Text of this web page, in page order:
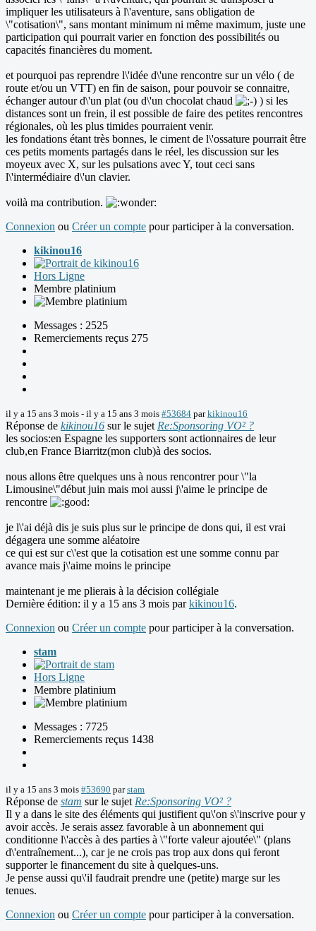
impliquer les utilisateurs à l\'aventure, sans obligation de
\"cotisation\", sans montant minimum ni même maximum, juste une
participation qui pourrait varier en fonction des possibilités ou
capacités financières du moment.
et pourquoi pas reprendre l\'idée d\'une rencontre sur un vélo ( de
route et/ou un VTT) en fin de saison, pour pouvoir se connaitre,
échanger autour d\'un plat (ou d\'un chocolat chaud
) si les
distances sont un frein, il est possible de faire des petites rencontres
régionales, où les plus timides pourraient venir.
les fondations étant très bonnes, le ciment de l\'ossature pourrait être
ces petits moments partagés dans le réel, les discussion sur les
moyeux avec X, sur les pulsations avec Y, tout ceci sans
l\'intermédiaire d\'un clavier.
voilà ma contribution.
Connexion ou Créer un compte pour participer à la conversation.
kikinou16
Hors Ligne
Membre platinium
Messages : 2525
Remerciements reçus 275
il y a 15 ans 3 mois - il y a 15 ans 3 mois #53684 parkikinou16
Réponse de kikinou16 sur le sujet Re:Sponsoring VO² ?
les socios:en Espagne les supporters sont actionnaires de leur
club,en France Biarritz(mon club)à des socios.
nous allons être quelques uns à nous rencontrer pour \"la
Limousine\"début juin mais moi aussi j\'aime le principe de
rencontre
je l\'ai déjà dis je suis plus sur le principe de dons qui, il est vrai
dégagera une somme aléatoire
ce qui est sur c\'est que la cotisation est une somme connu par
avance mais j\'aime moins le principe
maintenant je me plierais à la décision collégiale
Dernière édition: il y a 15 ans 3 mois parkikinou16.
Connexion ou Créer un compte pour participer à la conversation.
stam
Hors Ligne
Membre platinium
Messages : 7725
Remerciements reçus 1438
il y a 15 ans 3 mois #53690 parstam
Réponse de stam sur le sujet Re:Sponsoring VO² ?
Il y a dans le site des éléments qui justifient qu\'on s\'inscrive pour y
avoir accès. Je serais assez favorable à un abonnement qui
conditionne l\'accès à des parties à \"forte valeur ajoutée\" (plans
d\'entraînement...), car je ne crois pas trop aux dons qui feront
supporter le financement du site à quelques-uns.
Je pense aussi qu\'il faudrait prendre une (petite) marge sur les
tenues.
Connexion ou Créer un compte pour participer à la conversation.